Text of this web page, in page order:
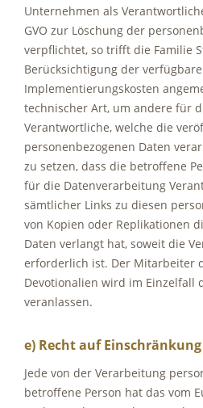
Unternehmen als
GVO zur Löschung der
verpflichtet, so trifft die Familie
Berücksichtigung der
Implementierungskosten
technischer Art, um andere für
Verantwortliche, welche die
personenbezogenen Daten
zu setzen, dass die betroffene
für die Datenverarbeitung
sämtlicher Links zu diesen
von Kopien oder Replikationen
Daten verlangt hat, soweit die
erforderlich ist. Der Mitarbeiter
Devotionalien wird im Einzelfall
veranlassen.
e) Recht auf
Jede von der Verarbeitung
betroffene Person hat das vom